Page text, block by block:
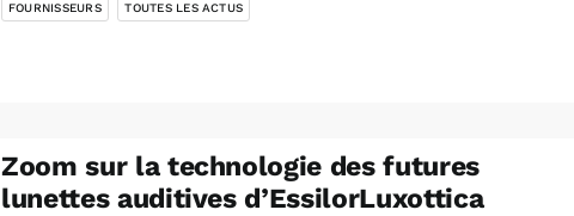
FOURNISSEURS TOUTES LES ACTUS
Zoom sur la technologie des futures
lunettes auditives d’EssilorLuxottica